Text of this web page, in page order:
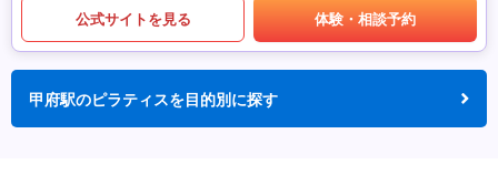
公式サイトを見る 体験・相談予約
甲府駅のピラティスを目的別に探す